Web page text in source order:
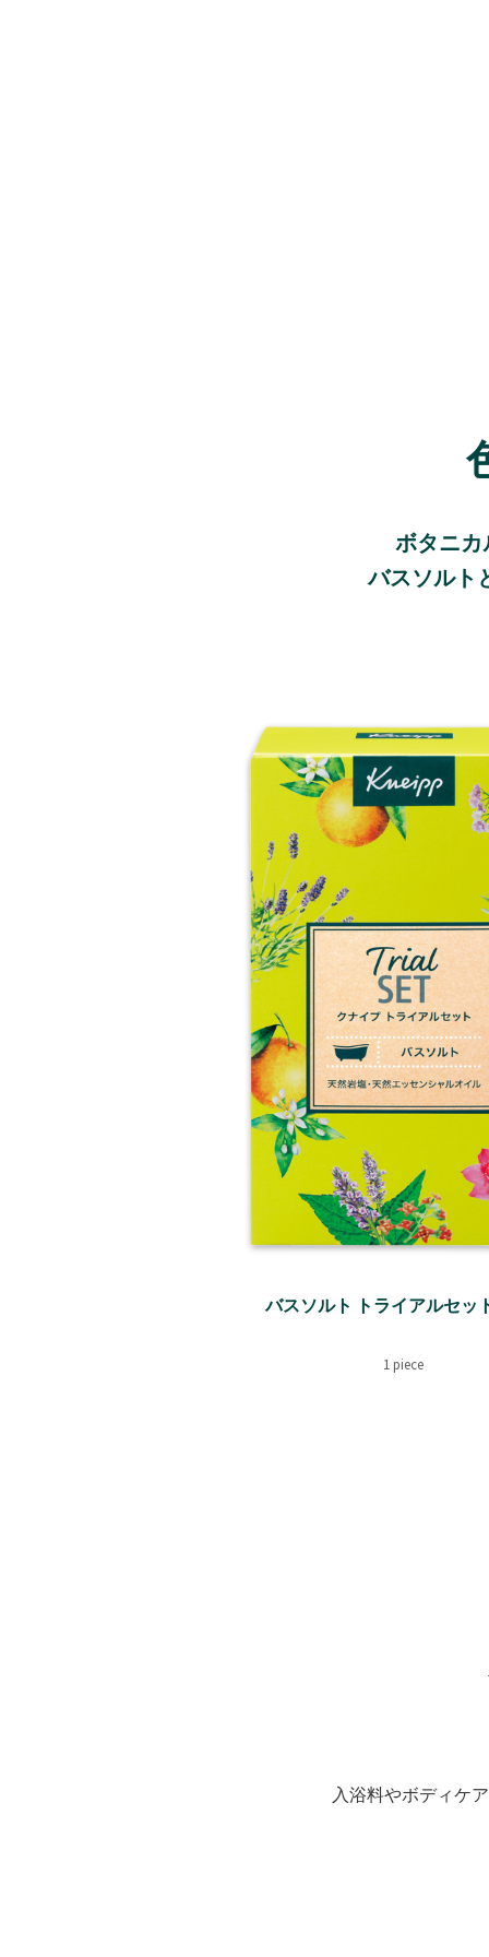
ボタニカ
バスソルト
バスソルト トライアルセッ
1 piece
入浴料やボディケ